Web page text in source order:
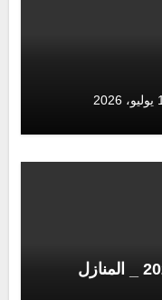
2026
القمر في المنازل خلال عام 2026 _ المنازل